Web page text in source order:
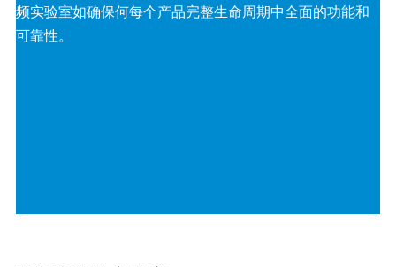
频实验室如确保何每个产品完整生命周期中全面的功能和
可靠性。